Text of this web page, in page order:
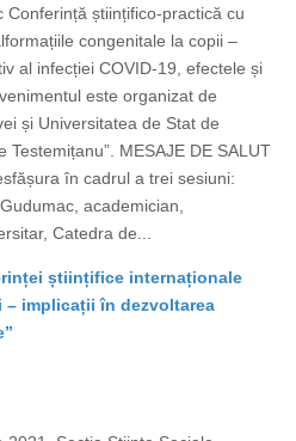
Conferință științifico-practică cu
congenitale la copii –
al infecției COVID-19, efectele și
este organizat de
și Universitatea de Stat de
Testemițanu”. MESAJE DE SALUT
în cadrul a trei sesiuni:
academician,
Catedra de...
științifice internaționale
– implicații în dezvoltarea